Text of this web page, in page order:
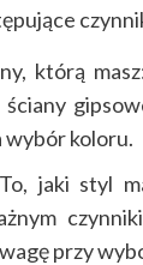
którą
wybór koloru.
jaki styl
przy